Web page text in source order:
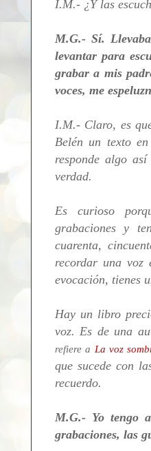
I.M.- ¿Y las
M.G.- Sí.
levantar para
grabar a mis
voces, me
I.M.- Claro, es
Belén un texto
responde algo
verdad.
Es curioso
grabaciones y
cuarenta,
recordar una
evocación, tienes
Hay un libro
voz. Es de una
refiere a La voz
que sucede con
recuerdo.
M.G.- Yo tengo
grabaciones, las